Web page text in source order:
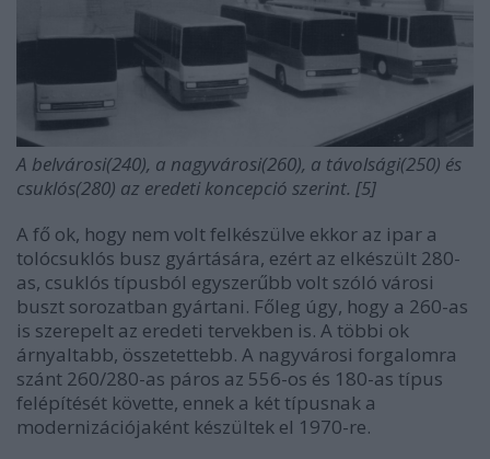
A belvárosi(240), a nagyvárosi(260), a távolsági(250) és
csuklós(280) az eredeti koncepció szerint. [5]
A fő ok, hogy nem volt felkészülve ekkor az ipar a
tolócsuklós busz gyártására, ezért az elkészült 280-
as, csuklós típusból egyszerűbb volt szóló városi
buszt sorozatban gyártani. Főleg úgy, hogy a 260-as
is szerepelt az eredeti tervekben is. A többi ok
árnyaltabb, összetettebb. A nagyvárosi forgalomra
szánt 260/280-as páros az 556-os és 180-as típus
felépítését követte, ennek a két típusnak a
modernizációjaként készültek el 1970-re.